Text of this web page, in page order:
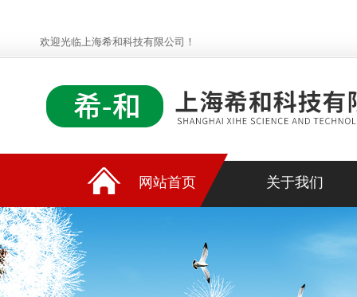
欢迎光临上海希和科技有限公司！
网站首页 关于我们